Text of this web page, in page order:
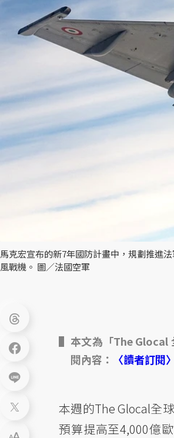
馬克宏宣布的新7年國防計畫中，規劃推進
風戰機。 圖／法國空軍
本文為「The Glocal
閱內容：
〈讀者訂閱〉
本週的The Glocal全
預算提高至4,000億